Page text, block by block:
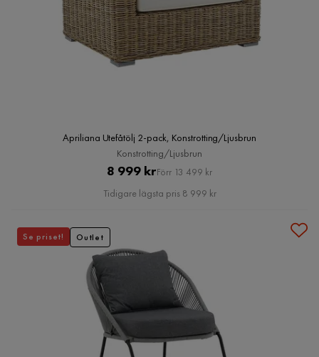
Apriliana Utefåtölj 2-pack, Konstrotting/Ljusbrun
Konstrotting/Ljusbrun
Pris
8 999 krOriginal
Pris
Förr 13 499 kr
Tidigare lägsta pris 8 999 kr
Se priset! Outlet